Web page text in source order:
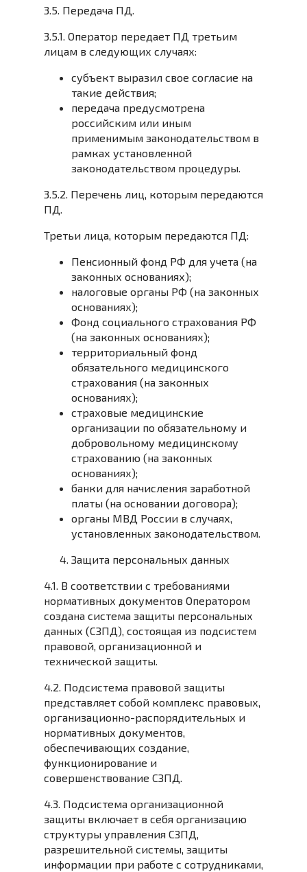
3.5. Передача ПД.
3.5.1. Оператор передает ПД третьим
лицам в следующих случаях:
субъект выразил свое согласие на
такие действия;
передача предусмотрена
российским или иным
применимым законодательством в
рамках установленной
законодательством процедуры.
3.5.2. Перечень лиц, которым передаются
ПД.
Третьи лица, которым передаются ПД:
Пенсионный фонд РФ для учета (на
законных основаниях);
налоговые органы РФ (на законных
основаниях);
Фонд социального страхования РФ
(на законных основаниях);
территориальный фонд
обязательного медицинского
страхования (на законных
основаниях);
страховые медицинские
организации по обязательному и
добровольному медицинскому
страхованию (на законных
основаниях);
банки для начисления заработной
платы (на основании договора);
органы МВД России в случаях,
установленных законодательством.
Защита персональных данных
4.1. В соответствии с требованиями
нормативных документов Оператором
создана система защиты персональных
данных (СЗПД), состоящая из подсистем
правовой, организационной и
технической защиты.
4.2. Подсистема правовой защиты
представляет собой комплекс правовых,
организационно-распорядительных и
нормативных документов,
обеспечивающих создание,
функционирование и
совершенствование СЗПД.
4.3. Подсистема организационной
защиты включает в себя организацию
структуры управления СЗПД,
разрешительной системы, защиты
информации при работе с сотрудниками,